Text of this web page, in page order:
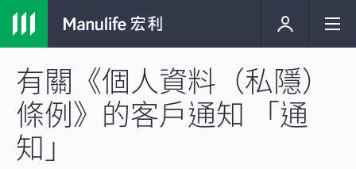
有關《個人資料（私隱）
條例》的客戶通知 「通
知」